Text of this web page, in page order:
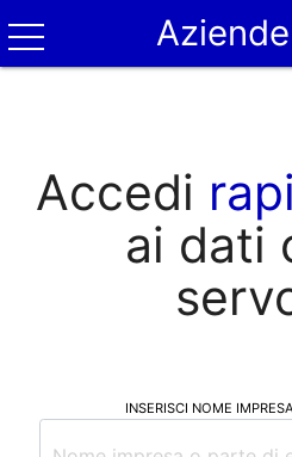
Accedi
ai dati
INSERISCI NOME